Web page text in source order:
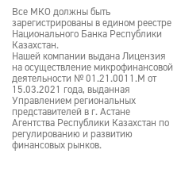
Все МКО должны быть
зарегистрированы в едином реестре
Национального Банка Республики
Казахстан.
Нашей компании выдана Лицензия
на осуществление микрофинансовой
деятельности № 01.21.0011.М от
15.03.2021 года, выданная
Управлением региональных
представителей в г. Астане
Агентства Республики Казахстан по
регулированию и развитию
финансовых рынков.